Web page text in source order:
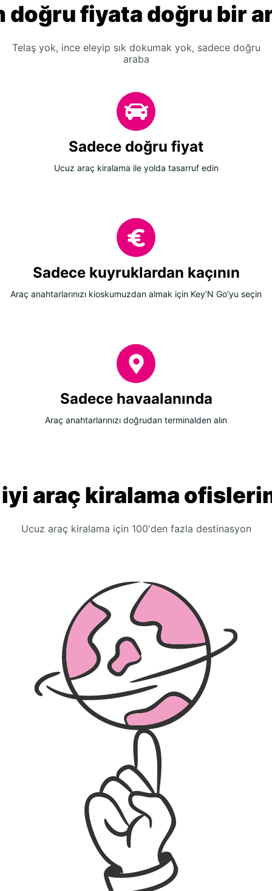
doğru fiyata doğru bir
Telaş yok, ince eleyip sık dokumak yok, sadece doğru
araba
Sadece doğru fiyat
Ucuz araç kiralama ile yolda tasarruf edin
Sadece kuyruklardan kaçının
Araç anahtarlarınızı kioskumuzdan almak için Key'N Go'yu seçin
Sadece havaalanında
Araç anahtarlarınızı doğrudan terminalden alın
iyi araç kiralama
Ucuz araç kiralama için 100'den fazla destinasyon